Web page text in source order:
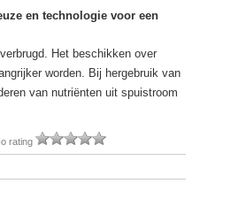
en technologie voor een
Het beschikken over
worden. Bij hergebruik van
van nutriënten uit spuistroom
rating